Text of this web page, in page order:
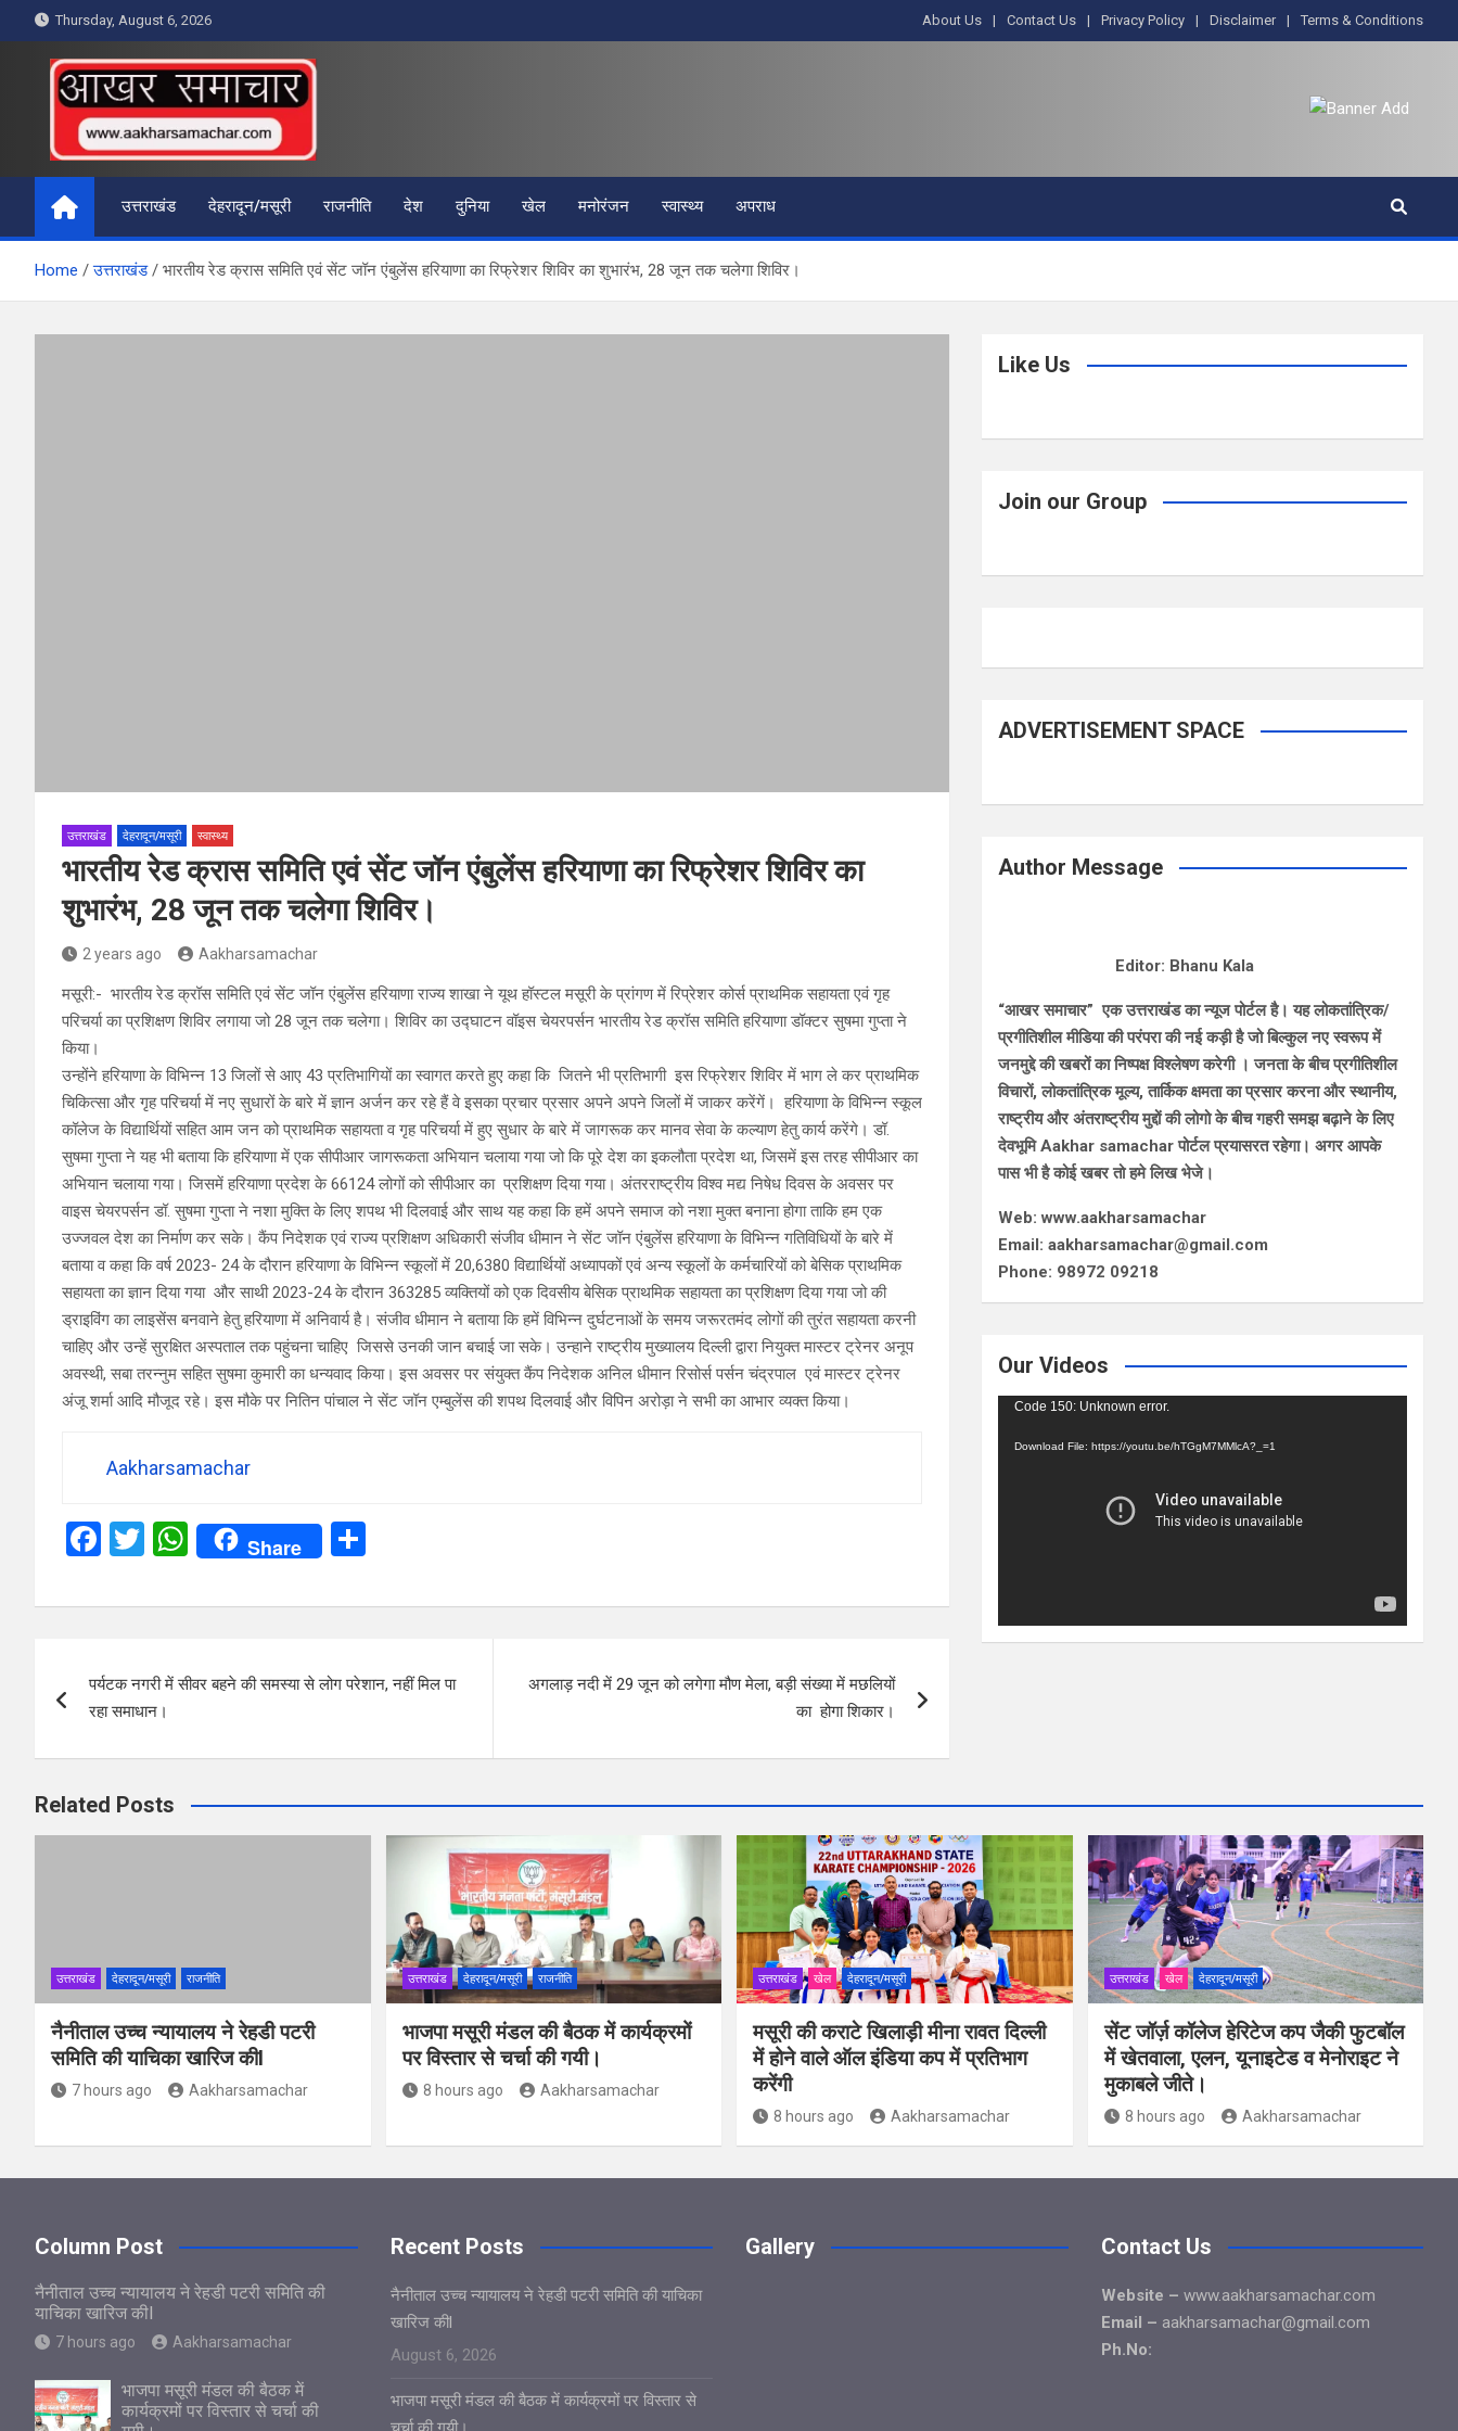
to
content
Thursday, August 6, 2026 About Us Contact Us Privacy Policy Disclaimer Terms & Conditions
आखर समाचार
उत्तराखंड देहरादून/मसूरी राजनीति देश दुनिया खेल मनोरंजन स्वास्थ्य अपराध
Home उत्तराखंड भारतीय रेड क्रास समिति एवं सेंट जॉन एंबुलेंस हरियाणा का रिफ्रेशर शिविर का शुभारंभ, 28 जून तक चलेगा शिविर।
उत्तराखंड देहरादून/मसूरी स्वास्थ्य
भारतीय रेड क्रास समिति एवं सेंट जॉन एंबुलेंस हरियाणा का रिफ्रेशर शिविर का
शुभारंभ, 28 जून तक चलेगा शिविर।
2 years ago Aakharsamachar
मसूरी:- भारतीय रेड क्रॉस समिति एवं सेंट जॉन एंबुलेंस हरियाणा राज्य शाखा ने यूथ हॉस्टल मसूरी के प्रांगण में रिप्रेशर कोर्स प्राथमिक सहायता एवं गृह
परिचर्या का प्रशिक्षण शिविर लगाया जो 28 जून तक चलेगा। शिविर का उद्घाटन वॉइस चेयरपर्सन भारतीय रेड क्रॉस समिति हरियाणा डॉक्टर सुषमा गुप्ता ने
किया।
उन्होंने हरियाणा के विभिन्न 13 जिलों से आए 43 प्रतिभागियों का स्वागत करते हुए कहा कि जितने भी प्रतिभागी इस रिफ्रेशर शिविर में भाग ले कर प्राथमिक
चिकित्सा और गृह परिचर्या में नए सुधारों के बारे में ज्ञान अर्जन कर रहे हैं वे इसका प्रचार प्रसार अपने अपने जिलों में जाकर करेंगें। हरियाणा के विभिन्न स्कूल
कॉलेज के विद्यार्थियों सहित आम जन को प्राथमिक सहायता व गृह परिचर्या में हुए सुधार के बारे में जागरूक कर मानव सेवा के कल्याण हेतु कार्य करेंगे। डॉ.
सुषमा गुप्ता ने यह भी बताया कि हरियाणा में एक सीपीआर जागरूकता अभियान चलाया गया जो कि पूरे देश का इकलौता प्रदेश था, जिसमें इस तरह सीपीआर का
अभियान चलाया गया। जिसमें हरियाणा प्रदेश के 66124 लोगों को सीपीआर का प्रशिक्षण दिया गया। अंतरराष्ट्रीय विश्व मद्य निषेध दिवस के अवसर पर
वाइस चेयरपर्सन डॉ. सुषमा गुप्ता ने नशा मुक्ति के लिए शपथ भी दिलवाई और साथ यह कहा कि हमें अपने समाज को नशा मुक्त बनाना होगा ताकि हम एक
उज्जवल देश का निर्माण कर सके। कैंप निदेशक एवं राज्य प्रशिक्षण अधिकारी संजीव धीमान ने सेंट जॉन एंबुलेंस हरियाणा के विभिन्न गतिविधियों के बारे में
बताया व कहा कि वर्ष 2023- 24 के दौरान हरियाणा के विभिन्न स्कूलों में 20,6380 विद्यार्थियों अध्यापकों एवं अन्य स्कूलों के कर्मचारियों को बेसिक प्राथमिक
सहायता का ज्ञान दिया गया और साथी 2023-24 के दौरान 363285 व्यक्तियों को एक दिवसीय बेसिक प्राथमिक सहायता का प्रशिक्षण दिया गया जो की
ड्राइविंग का लाइसेंस बनवाने हेतु हरियाणा में अनिवार्य है। संजीव धीमान ने बताया कि हमें विभिन्न दुर्घटनाओं के समय जरूरतमंद लोगों की तुरंत सहायता करनी
चाहिए और उन्हें सुरक्षित अस्पताल तक पहुंचना चाहिए जिससे उनकी जान बचाई जा सके। उन्हाने राष्ट्रीय मुख्यालय दिल्ली द्वारा नियुक्त मास्टर ट्रेनर अनूप
अवस्थी, सबा तरन्नुम सहित सुषमा कुमारी का धन्यवाद किया। इस अवसर पर संयुक्त कैंप निदेशक अनिल धीमान रिसोर्स पर्सन चंद्रपाल एवं मास्टर ट्रेनर
अंजू शर्मा आदि मौजूद रहे। इस मौके पर नितिन पांचाल ने सेंट जॉन एम्बुलेंस की शपथ दिलवाई और विपिन अरोड़ा ने सभी का आभार व्यक्त किया।
Aakharsamachar
F
ce
o
o
k
T
tt
W
at
A
p
Share
ar
navigation
पर्यटक नगरी में सीवर बहने की समस्या से लोग परेशान, नहीं मिल पा
रहा समाधान।
अगलाड़ नदी में 29 जून को लगेगा मौण मेला, बड़ी संख्या में मछलियों
का होगा शिकार।
Like Us
Join our Group
ADVERTISEMENT SPACE
Author Message
Editor: Bhanu Kala
“आखर समाचार” एक उत्तराखंड का न्यूज पोर्टल है। यह लोकतांत्रिक/
प्रगीतिशील मीडिया की परंपरा की नई कड़ी है जो बिल्कुल नए स्वरूप में
जनमुद्दे की खबरों का निष्पक्ष विश्लेषण करेगी । जनता के बीच प्रगीतिशील
विचारों, लोकतांत्रिक मूल्य, तार्किक क्षमता का प्रसार करना और स्थानीय,
राष्ट्रीय और अंतराष्ट्रीय मुद्दों की लोगो के बीच गहरी समझ बढ़ाने के लिए
देवभूमि Aakhar samachar पोर्टल प्रयासरत रहेगा। अगर आपके
पास भी है कोई खबर तो हमे लिख भेजे।
Web: www.aakharsamachar
Email: aakharsamachar@gmail.com
Phone: 98972 09218
Our Videos
Video
Code 150: Unknown error.
Download File: https://youtu.be/hTGgM7MMlcA?_=1
Related Posts
उत्तराखंड देहरादून/मसूरी राजनीति
नैनीताल उच्च न्यायालय ने रेहडी पटरी
समिति की याचिका खारिज कीl
7 hours ago Aakharsamachar
उत्तराखंड देहरादून/मसूरी राजनीति
भाजपा मसूरी मंडल की बैठक में कार्यक्रमों
पर विस्तार से चर्चा की गयी।
8 hours ago Aakharsamachar
उत्तराखंड खेल देहरादून/मसूरी
मसूरी की कराटे खिलाड़ी मीना रावत दिल्ली
में होने वाले ऑल इंडिया कप में प्रतिभाग
करेंगी
8 hours ago Aakharsamachar
उत्तराखंड खेल देहरादून/मसूरी
सेंट जॉर्ज़ कॉलेज हेरिटेज कप जैकी फुटबॉल
में खेतवाला, एलन, यूनाइटेड व मेनोराइट ने
मुकाबले जीते।
8 hours ago Aakharsamachar
Column Post
नैनीताल उच्च न्यायालय ने रेहडी पटरी समिति की
याचिका खारिज कीl
7 hours ago Aakharsamachar
भाजपा मसूरी मंडल की बैठक में
कार्यक्रमों पर विस्तार से चर्चा की
Recent Posts
नैनीताल उच्च न्यायालय ने रेहडी पटरी समिति की याचिका
खारिज कीl
August 6, 2026
भाजपा मसूरी मंडल की बैठक में कार्यक्रमों पर विस्तार से
Gallery Contact Us
Website – www.aakharsamachar.com
Email – aakharsamachar@gmail.com
Ph.No: